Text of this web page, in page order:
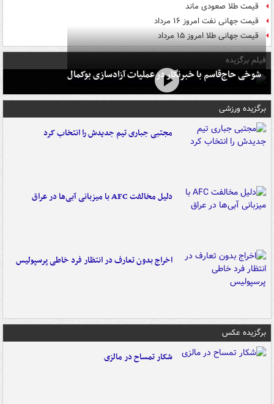
قیمت طلا صعودی ماند
قیمت جهانی نفت امروز ۱۶ مرداد
قیمت جهانی طلا امروز ۱۵ مرداد
فیلم برگزیده
شوخی حاج‌قاسم با خبرنگار در عملیات آزادسازی بوکمال
برگزیده ورزشی
مجتبی جباری تیم جدیدش را انتخاب کرد
دلیل مخالفت AFC با میزبانی آبی‌ها در عراق
اخراج بدون تعارف در انتظار فرد خاطی پرسپولیس
برگزیده عکس
شکار تمساح در مالزی